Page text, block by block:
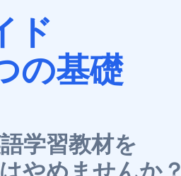
ド
の基礎
学習教材を